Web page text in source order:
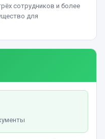
сотрудников и более
для